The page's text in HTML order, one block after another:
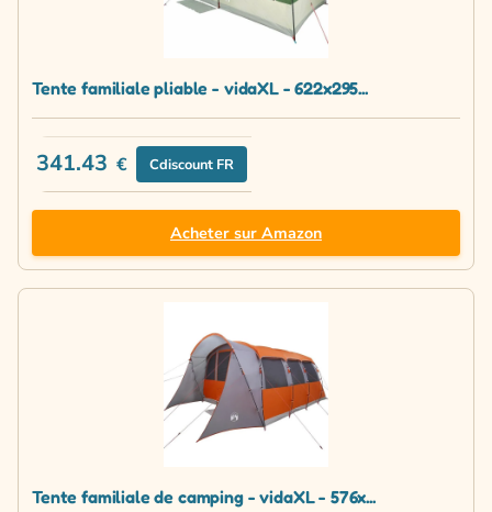
Tente familiale pliable - vidaXL - 622x295...
341.43 € Cdiscount FR
Acheter sur Amazon
Tente familiale de camping - vidaXL - 576x...